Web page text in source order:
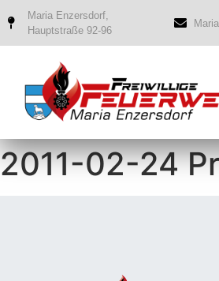
Maria Enzersdorf,
Hauptstraße 92-96
2011-02-24